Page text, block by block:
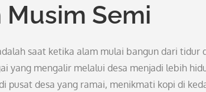
Musim Semi
saat ketika alam mulai bangun dari tidur
yang mengalir melalui desa menjadi lebih
pusat desa yang ramai, menikmati kopi di